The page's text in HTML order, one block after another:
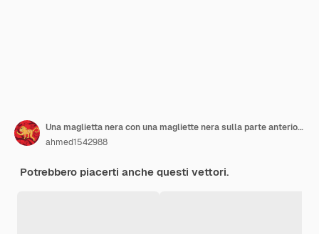
Una maglietta nera con una magliette nera sulla parte anteriore
ahmed1542988
Potrebbero piacerti anche questi vettori.